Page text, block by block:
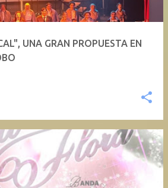
UNA GRAN PROPUESTA EN